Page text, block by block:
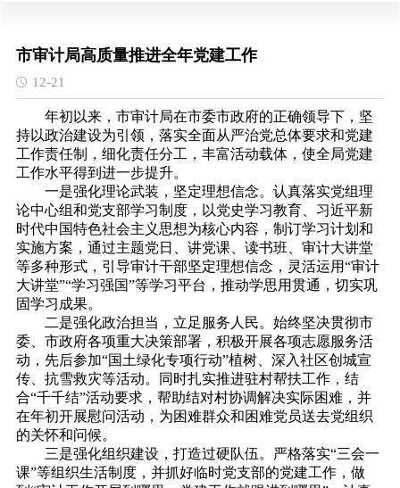
市审计局高质量推进全年党建工作
12-21
年初以来，市审计局在市委市政府的正确领导下，坚
持以政治建设为引领，落实全面从严治党总体要求和党建
工作责任制，细化责任分工，丰富活动载体，使全局党建
工作水平得到进一步提升。
一是强化理论武装，坚定理想信念。认真落实党组理
论中心组和党支部学习制度，以党史学习教育、习近平新
时代中国特色社会主义思想为核心内容，制订学习计划和
实施方案，通过主题党日、讲党课、读书班、审计大讲堂
等多种形式，引导审计干部坚定理想信念，灵活运用“审计
大讲堂”“学习强国”等学习平台，推动学思用贯通，切实巩
固学习成果。
二是强化政治担当，立足服务人民。始终坚决贯彻市
委、市政府各项重大决策部署，积极开展各项志愿服务活
动，先后参加“国土绿化专项行动”植树、深入社区创城宣
传、抗雪救灾等活动。同时扎实推进驻村帮扶工作，结
合“千千结”活动要求，帮助结对村协调解决实际困难，并
在年初开展慰问活动，为困难群众和困难党员送去党组织
的关怀和问候。
三是强化组织建设，打造过硬队伍。严格落实“三会一
课”等组织生活制度，并抓好临时党支部的党建工作，做